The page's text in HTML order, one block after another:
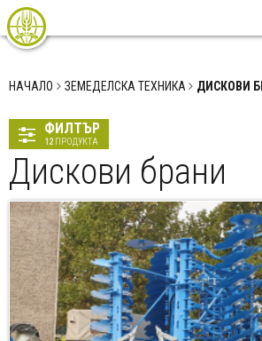
НАЧАЛО ЗЕМЕДЕЛСКА ТЕХНИКА ДИСКОВИ
ФИЛТЪР
12 ПРОДУКТА
Дискови брани